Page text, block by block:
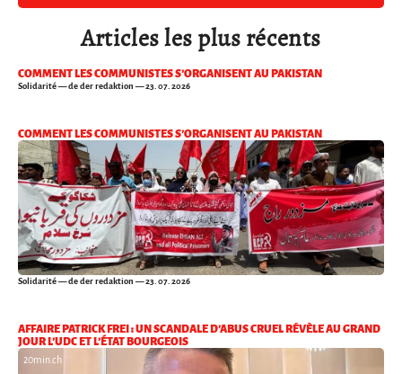
Articles les plus récents
COMMENT LES COMMUNISTES S’ORGANISENT AU PAKISTAN
Solidarité— de der redaktion — 23. 07. 2026
COMMENT LES COMMUNISTES S’ORGANISENT AU PAKISTAN
Solidarité— de der redaktion — 23. 07. 2026
AFFAIRE PATRICK FREI : UN SCANDALE D’ABUS CRUEL RÉVÈLE AU GRAND
JOUR L’UDC ET L’ÉTAT BOURGEOIS
20min.ch